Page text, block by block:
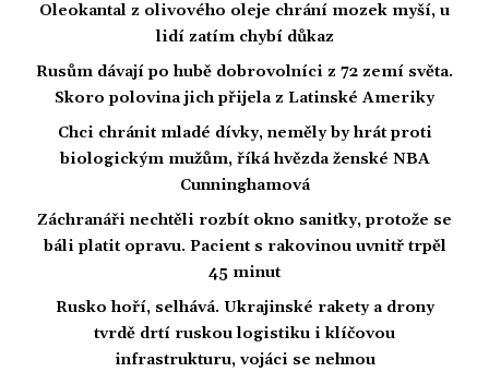
Oleokantal z olivového oleje chrání mozek myší, u
lidí zatím chybí důkaz
Rusům dávají po hubě dobrovolníci z 72 zemí světa.
Skoro polovina jich přijela z Latinské Ameriky
Chci chránit mladé dívky, neměly by hrát proti
biologickým mužům, říká hvězda ženské NBA
Cunninghamová
Záchranáři nechtěli rozbít okno sanitky, protože se
báli platit opravu. Pacient s rakovinou uvnitř trpěl
45 minut
Rusko hoří, selhává. Ukrajinské rakety a drony
tvrdě drtí ruskou logistiku i klíčovou
infrastrukturu, vojáci se nehnou